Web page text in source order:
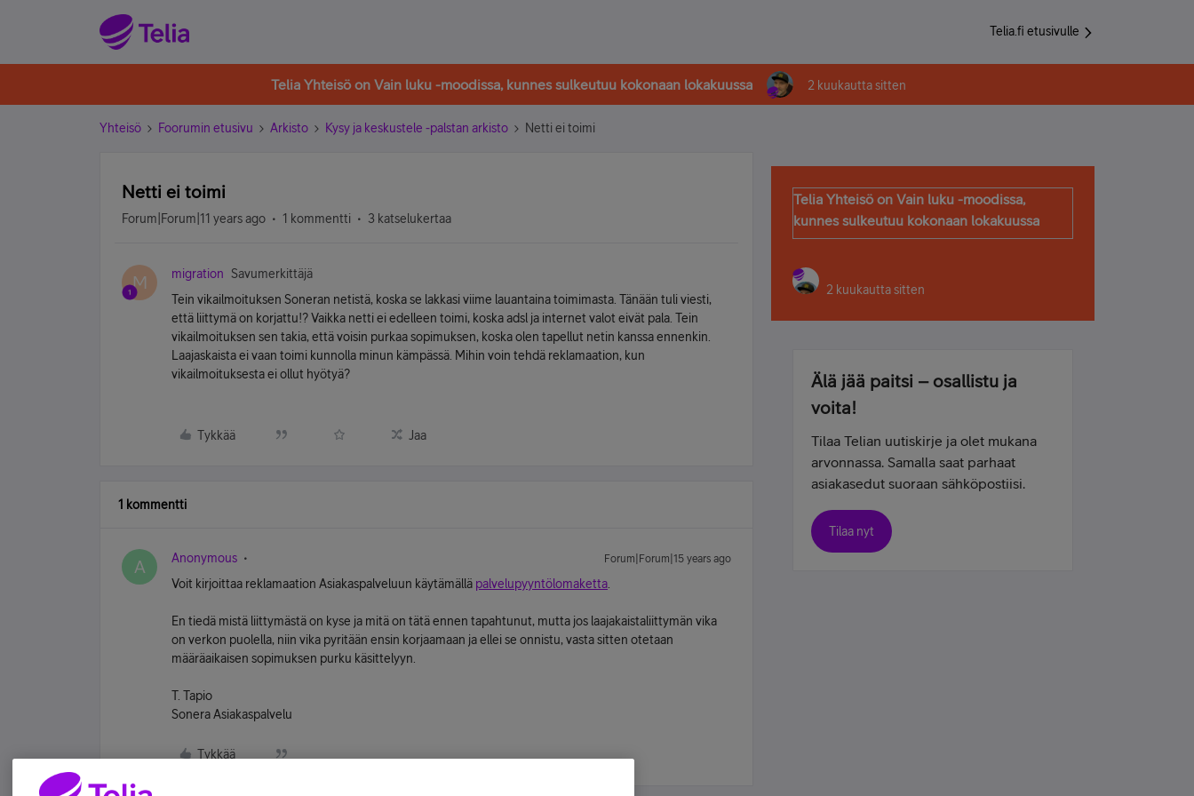
Telia.fi etusivulle
Telia Yhteisö on Vain luku -moodissa, kunnes sulkeutuu kokonaan lokakuussa 2 kuukautta sitten
Yhteisö Foorumin etusivu Arkisto Kysy ja keskustele -palstan arkisto Netti ei toimi
Netti ei toimi
Forum|Forum|11 years ago 1 kommentti 3 katselukertaa
M migration
Savumerkittäjä
Tein vikailmoituksen Soneran netistä, koska se lakkasi viime lauantaina toimimasta. Tänään tuli viesti,
että liittymä on korjattu!? Vaikka netti ei edelleen toimi, koska adsl ja internet valot eivät pala. Tein
vikailmoituksen sen takia, että voisin purkaa sopimuksen, koska olen tapellut netin kanssa ennenkin.
Laajaskaista ei vaan toimi kunnolla minun kämpässä. Mihin voin tehdä reklamaation, kun
vikailmoituksesta ei ollut hyötyä?
Tykkää Jaa
1 kommentti
A Anonymous Forum|Forum|15 years ago
Voit kirjoittaa reklamaation Asiakaspalveluun käytämällä palvelupyyntölomaketta
En tiedä mistä liittymästä on kyse ja mitä on tätä ennen tapahtunut, mutta jos laajakaistaliittymän vika
on verkon puolella, niin vika pyritään ensin korjaamaan ja ellei se onnistu, vasta sitten otetaan
määräaikaisen sopimuksen purku käsittelyyn.
T. Tapio
Sonera Asiakaspalvelu
Tykkää
Telia Yhteisö on Vain luku -moodissa,
kunnes sulkeutuu kokonaan lokakuussa
2 kuukautta sitten
Älä jää paitsi – osallistu ja
voita!
Tilaa Telian uutiskirje ja olet mukana
arvonnassa. Samalla saat parhaat
asiakasedut suoraan sähköpostiisi.
Tilaa nyt